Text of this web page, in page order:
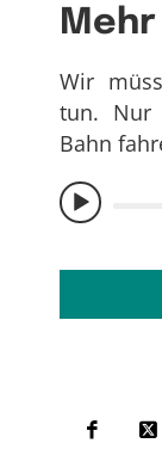
Wir
tun. Nur
Bahn